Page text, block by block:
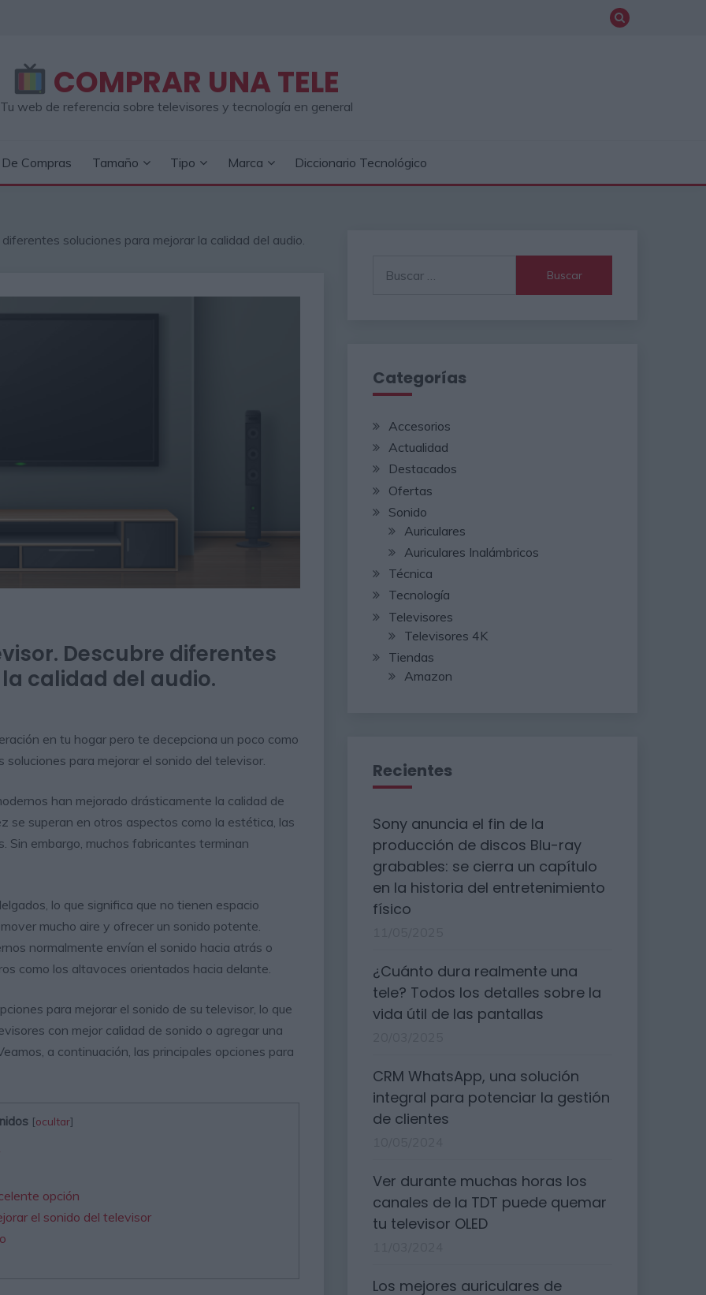
COMPRAR UNA TELE
Tu web de referencia sobre televisores y tecnología en general
De Compras Tamaño Tipo Marca Diccionario Tecnológico
soluciones para mejorar la calidad del audio.
Descubre diferentes
calidad del audio.
en tu hogar pero te decepciona un poco como
para mejorar el sonido del televisor.
han mejorado drásticamente la calidad de
se superan en otros aspectos como la estética, las
Sin embargo, muchos fabricantes terminan
lo que significa que no tienen espacio
mucho aire y ofrecer un sonido potente.
normalmente envían el sonido hacia atrás o
como los altavoces orientados hacia delante.
para mejorar el sonido de su televisor, lo que
con mejor calidad de sonido o agregar una
a continuación, las principales opciones para
[ocultar]
opción
el sonido del televisor
Categorías
Accesorios
Actualidad
Destacados
Ofertas
Sonido
Auriculares
Auriculares Inalámbricos
Técnica
Tecnología
Televisores
Televisores 4K
Tiendas
Amazon
Recientes
Sony anuncia el fin de la
producción de discos Blu-ray
grabables: se cierra un capítulo
en la historia del entretenimiento
físico
¿Cuánto dura realmente una
tele? Todos los detalles sobre la
vida útil de las pantallas
CRM WhatsApp, una solución
integral para potenciar la gestión
de clientes
Ver durante muchas horas los
canales de la TDT puede quemar
tu televisor OLED
Los mejores auriculares de